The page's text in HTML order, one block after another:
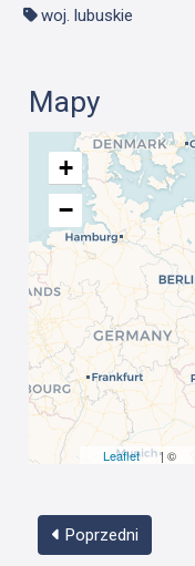
woj. lubuskie
Mapy
+
−
Leaflet | ©
Poprzedni